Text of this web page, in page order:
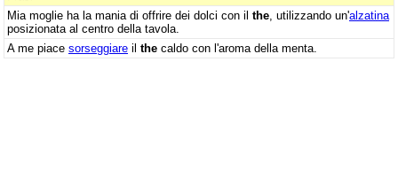
Mia moglie ha la mania di offrire dei dolci con il the , utilizzando un'alzatina
posizionata al centro della tavola.
A me piace sorseggiare il the caldo con l'aroma della menta.